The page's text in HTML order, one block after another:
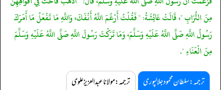
مِنَ التُّرَابِ "، قَالَتْ عَائِشَةُ: " فَقُلْتُ أَرْغَمَ اللَّهُ أَنْفَكَ، وَاللَّهِ مَا تَفْعَلُ مَا أَمَرَكَ
رَسُولُ اللَّهِ صَلَّى اللَّهُ عَلَيْهِ وَسَلَّمَ، وَمَا تَرَكْتَ رَسُولَ اللَّهِ صَلَّى اللَّهُ عَلَيْهِ وَسَلَّمَ
مِنَ الْعَنَاءِ ".
ترجمہ:سلطان محمود جلالپوری ترجمہ:مولانا عبدالعزیز علوی